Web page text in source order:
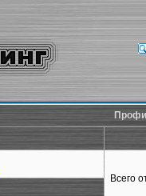
Всего